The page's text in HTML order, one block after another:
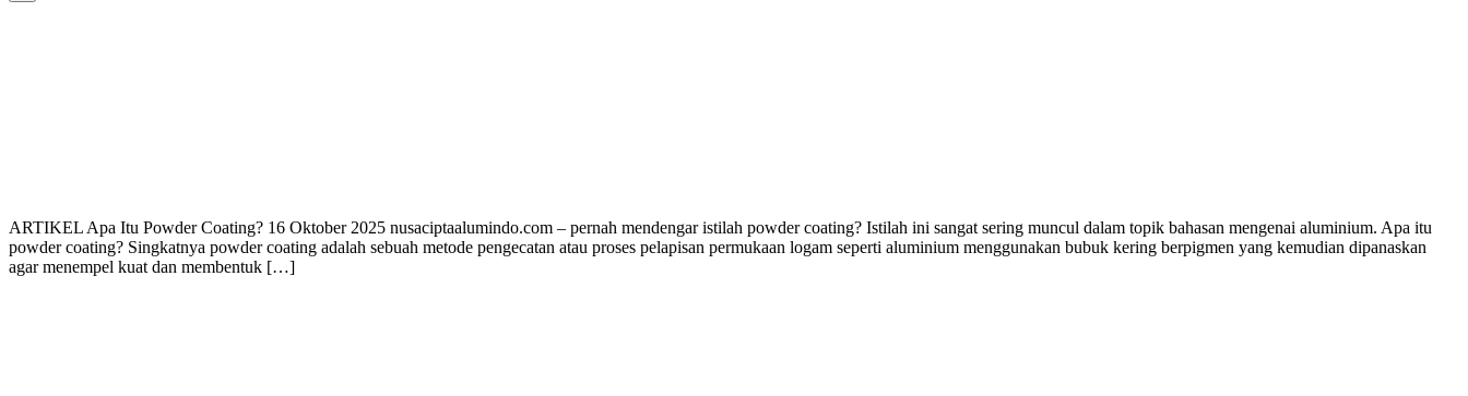
ARTIKEL Apa Itu Powder Coating? 16 Oktober 2025 nusaciptaalumindo.com – pernah mendengar istilah powder coating? Istilah ini sangat sering muncul dalam topik bahasan mengenai aluminium. Apa itu
powder coating? Singkatnya powder coating adalah sebuah metode pengecatan atau proses pelapisan permukaan logam seperti aluminium menggunakan bubuk kering berpigmen yang kemudian dipanaskan
agar menempel kuat dan membentuk […]